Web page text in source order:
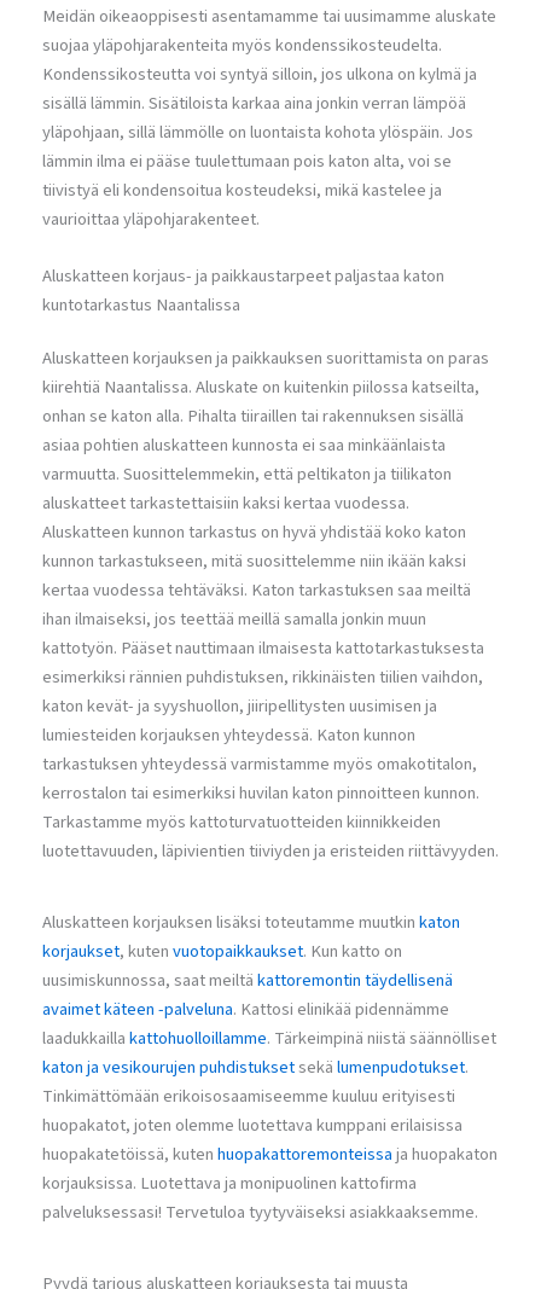
Meidän oikeaoppisesti asentamamme tai uusimamme aluskate
suojaa yläpohjarakenteita myös kondenssikosteudelta.
Kondenssikosteutta voi syntyä silloin, jos ulkona on kylmä ja
sisällä lämmin. Sisätiloista karkaa aina jonkin verran lämpöä
yläpohjaan, sillä lämmölle on luontaista kohota ylöspäin. Jos
lämmin ilma ei pääse tuulettumaan pois katon alta, voi se
tiivistyä eli kondensoitua kosteudeksi, mikä kastelee ja
vaurioittaa yläpohjarakenteet.
Aluskatteen korjaus- ja paikkaustarpeet paljastaa katon
kuntotarkastus Naantalissa
Aluskatteen korjauksen ja paikkauksen suorittamista on paras
kiirehtiä Naantalissa. Aluskate on kuitenkin piilossa katseilta,
onhan se katon alla. Pihalta tiiraillen tai rakennuksen sisällä
asiaa pohtien aluskatteen kunnosta ei saa minkäänlaista
varmuutta. Suosittelemmekin, että peltikaton ja tiilikaton
aluskatteet tarkastettaisiin kaksi kertaa vuodessa.
Aluskatteen kunnon tarkastus on hyvä yhdistää koko katon
kunnon tarkastukseen, mitä suosittelemme niin ikään kaksi
kertaa vuodessa tehtäväksi. Katon tarkastuksen saa meiltä
ihan ilmaiseksi, jos teettää meillä samalla jonkin muun
kattotyön. Pääset nauttimaan ilmaisesta kattotarkastuksesta
esimerkiksi rännien puhdistuksen, rikkinäisten tiilien vaihdon,
katon kevät- ja syyshuollon, jiiripellitysten uusimisen ja
lumiesteiden korjauksen yhteydessä. Katon kunnon
tarkastuksen yhteydessä varmistamme myös omakotitalon,
kerrostalon tai esimerkiksi huvilan katon pinnoitteen kunnon.
Tarkastamme myös kattoturvatuotteiden kiinnikkeiden
luotettavuuden, läpivientien tiiviyden ja eristeiden riittävyyden.
Aluskatteen korjauksen lisäksi toteutamme muutkinkaton
korjaukset, kutenvuotopaikkaukset. Kun katto on
uusimiskunnossa, saat meiltäkattoremontin täydellisenä
avaimet käteen -palveluna. Kattosi elinikää pidennämme
laadukkaillakattohuolloillamme. Tärkeimpinä niistä säännölliset
katon ja vesikourujen puhdistuksetsekälumenpudotukset.
Tinkimättömään erikoisosaamiseemme kuuluu erityisesti
huopakatot, joten olemme luotettava kumppani erilaisissa
huopakatetöissä, kutenhuopakattoremonteissaja huopakaton
korjauksissa. Luotettava ja monipuolinen kattofirma
palveluksessasi! Tervetuloa tyytyväiseksi asiakkaaksemme.
Pyydä tarjous aluskatteen korjauksesta tai muusta